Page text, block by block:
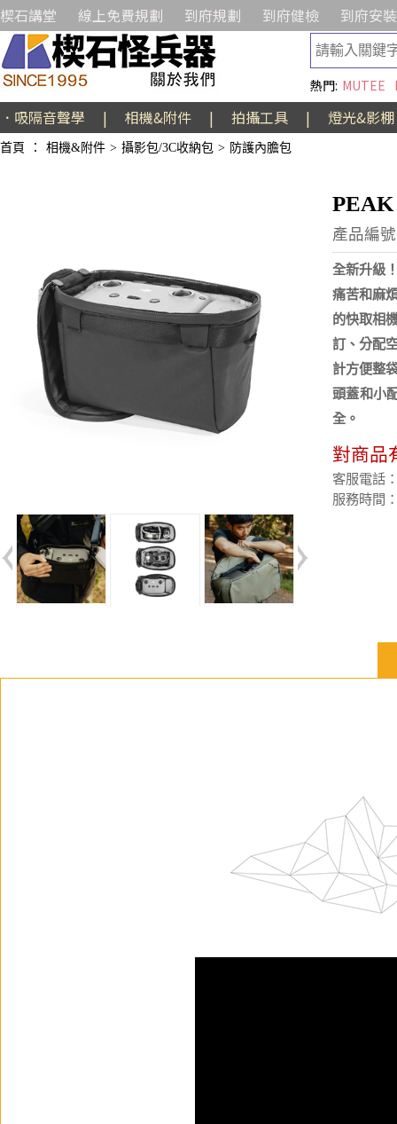
楔石講堂 線上免費規劃 到府規劃 到府健檢 到府安裝
熱門: MUTEE
．吸隔音聲學 | 相機&附件 | 拍攝工具 | 燈光&影棚
首頁 ： 相機&附件 > 攝影包/3C收納包 > 防護內膽包
PEAK
產品編
全新升級
痛苦和麻
的快取相
訂、分配
計方便整
頭蓋和小
全。
對商品
客服電話
服務時間